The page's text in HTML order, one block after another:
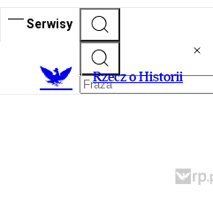
Serwisy
Rzecz o Historii